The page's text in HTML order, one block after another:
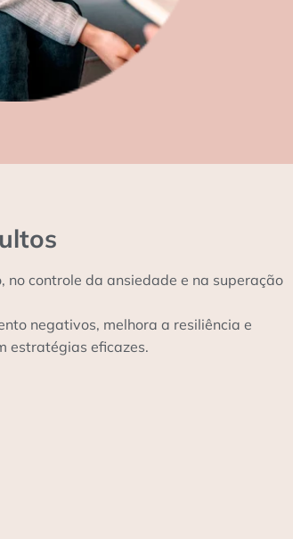
no controle da ansiedade e na superação
negativos, melhora a resiliência e
estratégias eficazes.